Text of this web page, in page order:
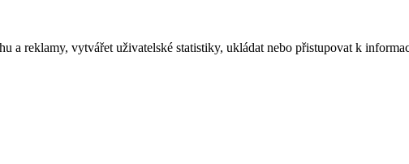
a reklamy, vytvářet uživatelské statistiky, ukládat nebo přistupovat k